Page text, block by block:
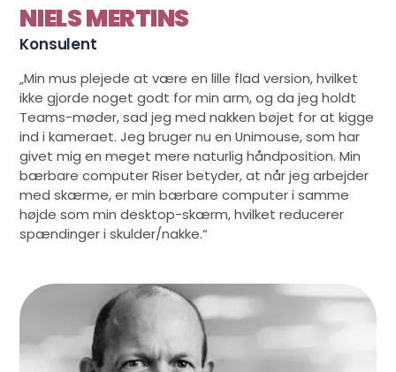
NIELS MERTINS
Konsulent
„Min mus plejede at være en lille flad version, hvilket
ikke gjorde noget godt for min arm, og da jeg holdt
Teams-møder, sad jeg med nakken bøjet for at kigge
ind i kameraet. Jeg bruger nu en Unimouse, som har
givet mig en meget mere naturlig håndposition. Min
bærbare computer Riser betyder, at når jeg arbejder
med skærme, er min bærbare computer i samme
højde som min desktop-skærm, hvilket reducerer
spændinger i skulder/nakke.“